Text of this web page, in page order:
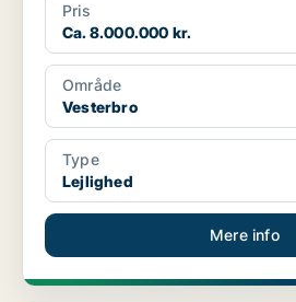
Pris
Ca. 8.000.000 kr.
Område
Vesterbro
Type
Lejlighed
Mere info